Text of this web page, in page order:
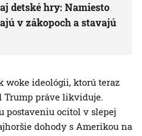
detské hry: Namiesto
v zákopoch a stavajú
woke ideológii, ktorú teraz
Trump práve likviduje.
postaveniu ocitol v slepej
dohody s Amerikou na